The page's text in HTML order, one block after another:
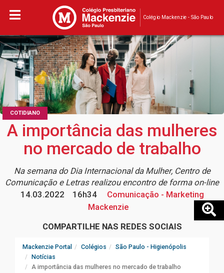
Colégio Mackenzie - São Paulo
COTIDIANO
A importância das mulheres
no mercado de trabalho
Na semana do Dia Internacional da Mulher, Centro de
Comunicação e Letras realizou encontro de forma on-line
14.03.2022
16h34
Comunicação - Marketing
Mackenzie
COMPARTILHE NAS REDES SOCIAIS
Mackenzie Portal Colégios
São Paulo - Higienópolis
Notícias
A importância das mulheres no mercado de trabalho